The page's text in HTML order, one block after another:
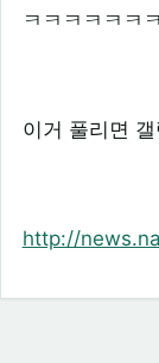
ㅋㅋㅋㅋㅋㅋ
이거 풀리면
http://